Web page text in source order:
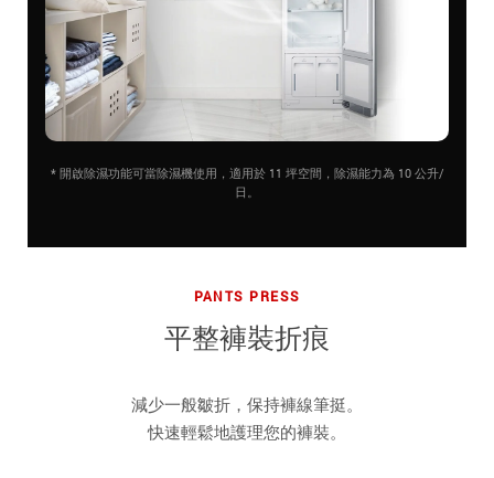
* 開啟除濕功能可當除濕機使用，適用於 11 坪空間，除濕能力為 10 公升/
日。
PANTS PRESS
平整褲裝折痕
減少一般皺折，保持褲線筆挺。
快速輕鬆地護理您的褲裝。